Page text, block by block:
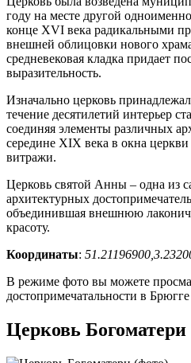
году на месте другой
конце XVI века радикальными
внешней облицовки нового
средневековая кладка придает
выразительность.
Изначально церковь
течение десятилетий интерьер
соединяя элементы различных
середине XIX века в окна
витражи.
Церковь святой Анны – одна из
архитектурных
объединившая внешнюю
красоту.
Координаты:
В режиме фото вы можете
достопримечатальности в
Церковь Богоматери